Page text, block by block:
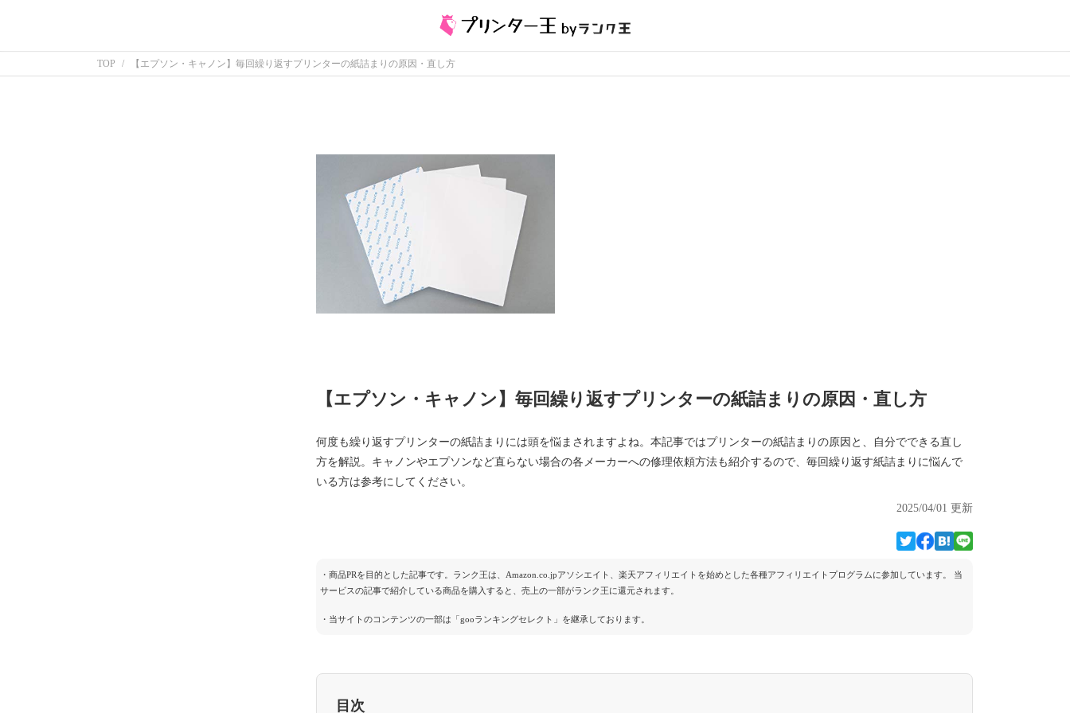
TOP 【エプソン・キャノン】毎回繰り返すプリンターの紙詰まりの原因・直し方
【エプソン・キャノン】毎回繰り返すプリンターの紙詰まりの原因・直し方
何度も繰り返すプリンターの紙詰まりには頭を悩まされますよね。本記事ではプリンターの紙詰まりの原因と、自分でできる直し
方を解説。キャノンやエプソンなど直らない場合の各メーカーへの修理依頼方法も紹介するので、毎回繰り返す紙詰まりに悩んで
いる方は参考にしてください。
2025/04/01 更新
・商品PRを目的とした記事です。ランク王は、Amazon.co.jpアソシエイト、楽天アフィリエイトを始めとした各種アフィリエイトプログラムに参加しています。 当
サービスの記事で紹介している商品を購入すると、売上の一部がランク王に還元されます。
・当サイトのコンテンツの一部は「gooランキングセレクト」を継承しております。
目次